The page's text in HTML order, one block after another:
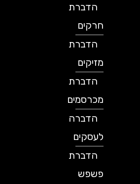
הדברת
חרקים
הדברת
מזיקים
הדברת
מכרסמים
הדברה
לעסקים
הדברת
פשפש